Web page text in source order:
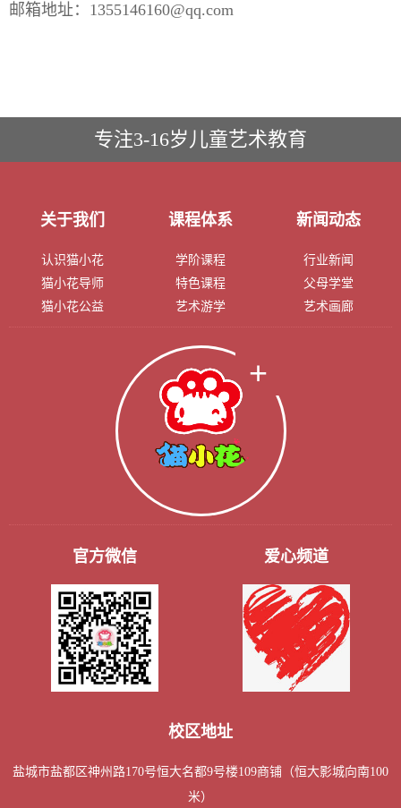
邮箱地址：1355146160@qq.com
专注3-16岁儿童艺术教育
关于我们
认识猫小花
猫小花导师
猫小花公益
课程体系
学阶课程
特色课程
艺术游学
新闻动态
行业新闻
父母学堂
艺术画廊
官方微信 爱心频道
校区地址
盐城市盐都区神州路170号恒大名都9号楼109商铺（恒大影城向南100
米）